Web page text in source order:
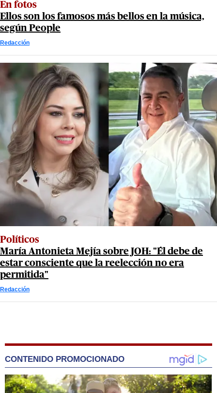
En fotos
Ellos son los famosos más bellos en la música,
según People
Redacción
Políticos
María Antonieta Mejía sobre JOH: "Él debe de
estar consciente que la reelección no era
permitida"
Redacción
CONTENIDO PROMOCIONADO